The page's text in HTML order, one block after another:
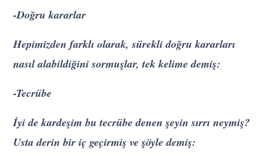
-Doğru kararlar
Hepimizden farklı olarak, sürekli doğru kararları
nasıl alabildiğini sormuşlar, tek kelime demiş:
-Tecrübe
İyi de kardeşim bu tecrübe denen şeyin sırrı neymiş?
Usta derin bir iç geçirmiş ve şöyle demiş: